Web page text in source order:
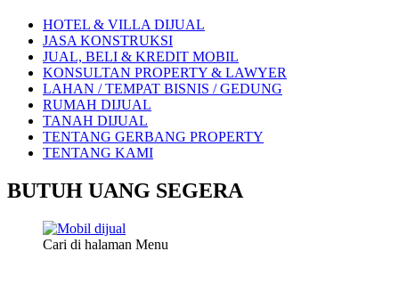
HOTEL & VILLA DIJUAL
JASA KONSTRUKSI
JUAL, BELI & KREDIT MOBIL
KONSULTAN PROPERTY & LAWYER
LAHAN / TEMPAT BISNIS / GEDUNG
RUMAH DIJUAL
TANAH DIJUAL
TENTANG GERBANG PROPERTY
TENTANG KAMI
BUTUH UANG SEGERA
Cari di halaman Menu